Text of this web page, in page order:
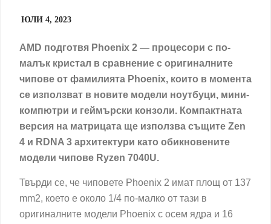
ЮЛИ 4, 2023
AMD подготвя Phoenix 2 — процесори с по-
малък кристал в сравнение с оригиналните
чипове от фамилията Phoenix, които в момента
се използват в новите модели ноутбуци, мини-
компютри и геймърски конзоли. Компактната
версия на матрицата ще използва същите Zen
4 и RDNA 3 архитектури като обикновените
модели чипове Ryzen 7040U.
Твърди се, че чиповете Phoenix 2 имат площ от 137
mm2, което е около 1/4 по-малко от тази в
оригиналните модели Phoenix с осем ядра и 16